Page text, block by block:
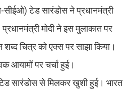
सीईओ) टेड सारंडोस ने प्रधानमंत्री
मोदी ने इस मुलाकात पर
चित्र को एक्स पर साझा किया।
आयामों पर चर्चा हुई।
टेड सारंडोस से मिलकर खुशी हुई। भारत